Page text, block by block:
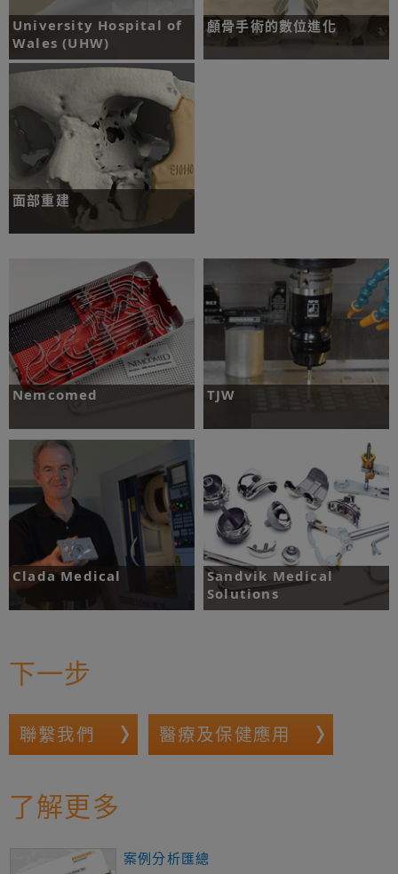
University Hospital of
Wales (UHW)
挑戰：切除下顎癌患者的患部並進行重
了解更多
顱骨手術的數位進化
面部重建
了解更多
Nemcomed
挑戰：測試小型機台的性能。
了解更多
TJW
了解更多
Clada Medical
Sandvik Medical
Solutions
下一步
聯繫我們 醫療及保健應用
了解更多
案例分析匯總